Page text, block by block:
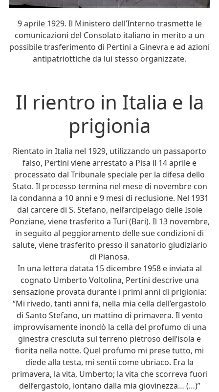
9 aprile 1929. Il Ministero dell’Interno trasmette le
comunicazioni del Consolato italiano in merito a un
possibile trasferimento di Pertini a Ginevra e ad azioni
antipatriottiche da lui stesso organizzate.
Il rientro in Italia e la
prigionia
Rientato in Italia nel 1929, utilizzando un passaporto
falso, Pertini viene arrestato a Pisa il 14 aprile e
processato dal Tribunale speciale per la difesa dello
Stato. Il processo termina nel mese di novembre con
la condanna a 10 anni e 9 mesi di reclusione. Nel 1931
dal carcere di S. Stefano, nell’arcipelago delle Isole
Ponziane, viene trasferito a Turi (Bari). Il 13 novembre,
in seguito al peggioramento delle sue condizioni di
salute, viene trasferito presso il sanatorio giudiziario
di Pianosa.
In una lettera datata 15 dicembre 1958 e inviata al
cognato Umberto Voltolina, Pertini descrive una
sensazione provata durante i primi anni di prigionia:
“Mi rivedo, tanti anni fa, nella mia cella dell’ergastolo
di Santo Stefano, un mattino di primavera. Il vento
improvvisamente inondò la cella del profumo di una
ginestra cresciuta sul terreno pietroso dell’isola e
fiorita nella notte. Quel profumo mi prese tutto, mi
diede alla testa, mi sentii come ubriaco. Era la
primavera, la vita, Umberto; la vita che scorreva fuori
dell’ergastolo, lontano dalla mia giovinezza… (…)”